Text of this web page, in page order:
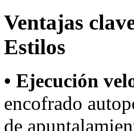
Ventajas
Estilos
• Ejecución
encofrado
de